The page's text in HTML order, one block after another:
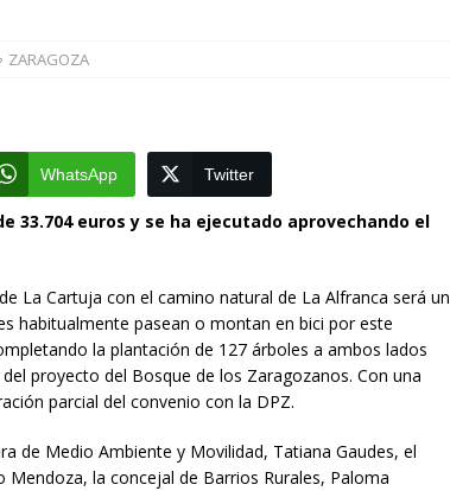
ZARAGOZA
WhatsApp Twitter
33.704 euros y se ha ejecutado aprovechando el
La Cartuja con el camino natural de La Alfranca será un
habitualmente pasean o montan en bici por este
la plantación de 127 árboles a ambos lados
proyecto del Bosque de los Zaragozanos. Con una
parcial del convenio con la DPZ.
de Medio Ambiente y Movilidad, Tatiana Gaudes, el
la concejal de Barrios Rurales, Paloma